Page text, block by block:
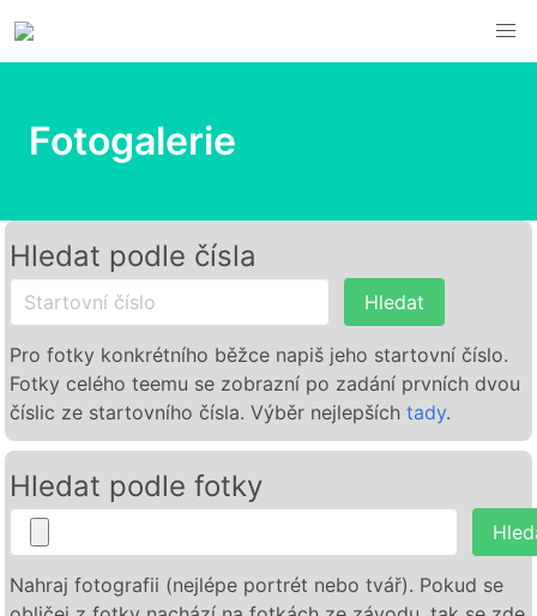
Fotogalerie
Hledat podle čísla
Hledat
Pro fotky konkrétního běžce napiš jeho startovní číslo.
Fotky celého teemu se zobrazní po zadání prvních dvou
číslic ze startovního čísla. Výběr nejlepších tady.
Hledat podle fotky
Nahraj fotografii (nejlépe portrét nebo tvář). Pokud se